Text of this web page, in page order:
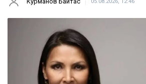
05.08.2026, 12:46